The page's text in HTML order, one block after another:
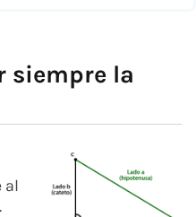
siempre la
al